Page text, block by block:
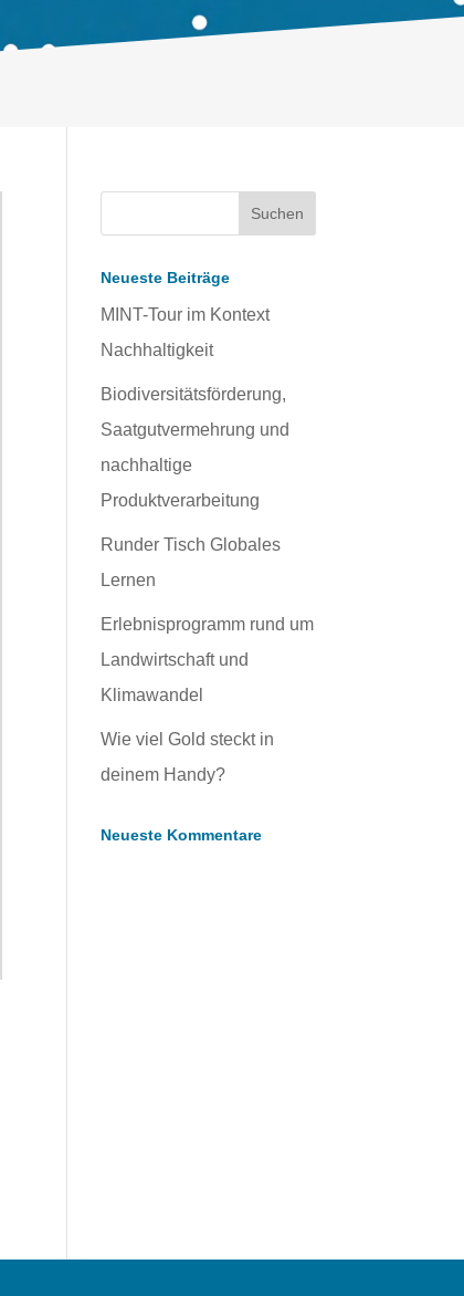
Neueste Beiträge
MINT-Tour im Kontext
Nachhaltigkeit
Biodiversitätsförderung,
Saatgutvermehrung und
nachhaltige
Produktverarbeitung
Runder Tisch Globales
Lernen
Erlebnisprogramm rund um
Landwirtschaft und
Klimawandel
Wie viel Gold steckt in
deinem Handy?
Neueste Kommentare